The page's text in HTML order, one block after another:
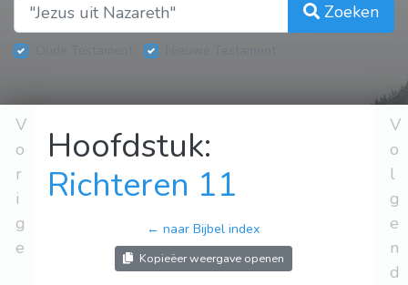
Zoeken
V
o
r
i
g
e
Hoofdstuk:
Richteren 11
← naar Bijbel index
Kopieëer weergave openen
V
o
l
g
e
n
d